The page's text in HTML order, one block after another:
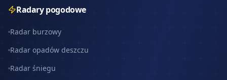
Radary pogodowe
Radar burzowy
Radar opadów deszczu
Radar śniegu